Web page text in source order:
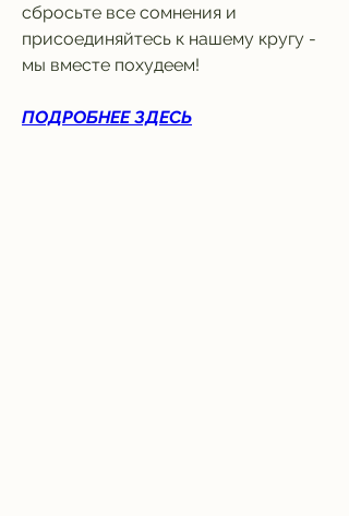
сбросьте все сомнения и
присоединяйтесь к нашему кругу -
мы вместе похудеем!
ПОДРОБНЕЕ ЗДЕСЬ